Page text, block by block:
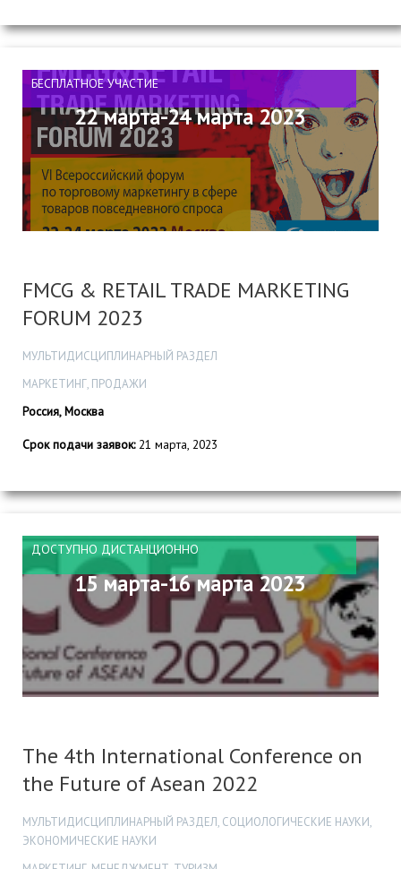
БЕСПЛАТНОЕ УЧАСТИЕ
22 марта-24 марта 2023
FMCG & RETAIL TRADE MARKETING
FORUM 2023
МУЛЬТИДИСЦИПЛИНАРНЫЙ РАЗДЕЛ
МАРКЕТИНГ, ПРОДАЖИ
Россия, Москва
Срок подачи заявок:21 марта, 2023
ДОСТУПНО ДИСТАНЦИОННО
15 марта-16 марта 2023
The 4th International Conference on
the Future of Asean 2022
МУЛЬТИДИСЦИПЛИНАРНЫЙ РАЗДЕЛ, СОЦИОЛОГИЧЕСКИЕ НАУКИ,
ЭКОНОМИЧЕСКИЕ НАУКИ